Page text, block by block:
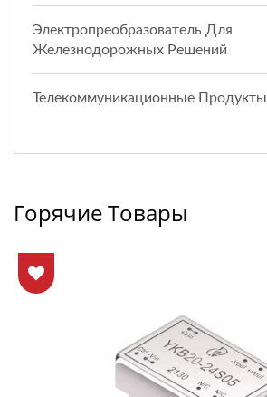
Электропреобразователь Для
Железнодорожных Решений
Телекоммуникационные Продукты
Горячие Товары